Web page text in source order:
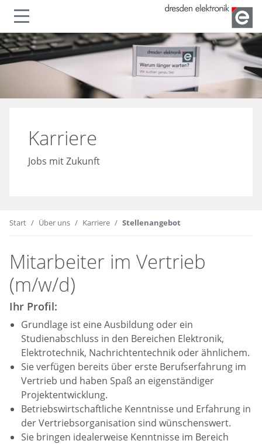
Navigation ein- oder
Karriere
Jobs mit Zukunft
Start Über uns Karriere Stellenangebot
Mitarbeiter im Vertrieb
(m/w/d)
Ihr Profil:
Grundlage ist eine Ausbildung oder ein
Studienabschluss in den Bereichen Elektronik,
Elektrotechnik, Nachrichtentechnik oder ähnlichem.
Sie verfügen bereits über erste Berufserfahrung im
Vertrieb und haben Spaß an eigenständiger
Projektentwicklung.
Betriebswirtschaftliche Kenntnisse und Erfahrung in
der Vertriebsorganisation sind wünschenswert.
Sie bringen idealerweise Kenntnisse im Bereich